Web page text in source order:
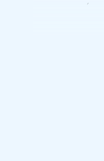
escorrega é
Como vê,